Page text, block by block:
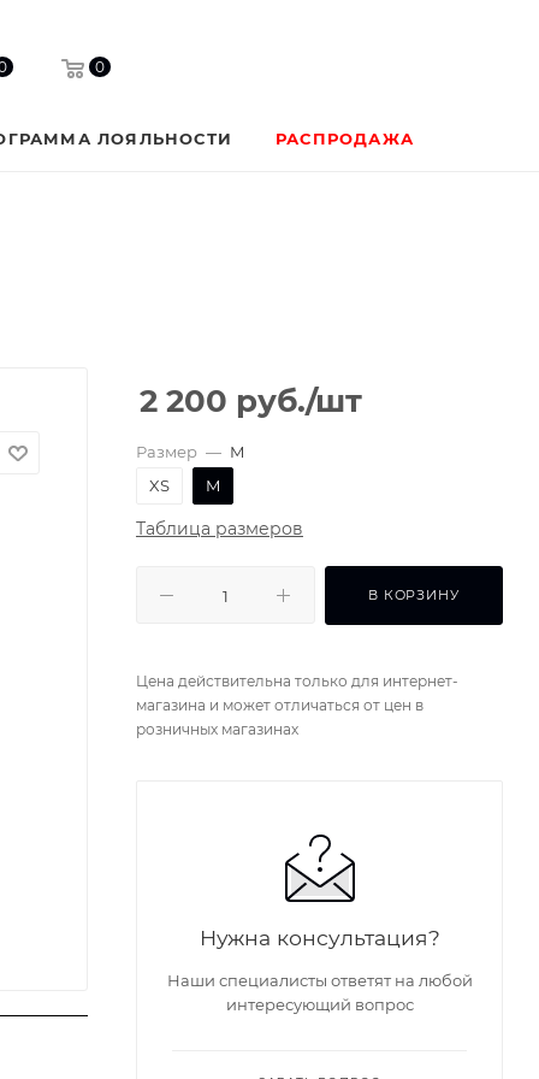
0
ЛОЯЛЬНОСТИ РАСПРОДАЖА
2 200 руб./шт
Размер — M
XS
M
Таблица размеров
В КОРЗИНУ
Цена действительна только для интернет-
магазина и может отличаться от цен в
розничных магазинах
Нужна консультация?
Наши специалисты ответят на любой
интересующий вопрос